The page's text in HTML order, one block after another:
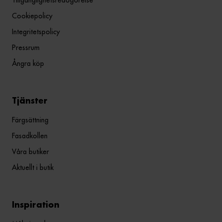
Cookiepolicy
Integritetspolicy
Pressrum
Ångra köp
Tjänster
Färgsättning
Fasadkollen
Våra butiker
Aktuellt i butik
Inspiration